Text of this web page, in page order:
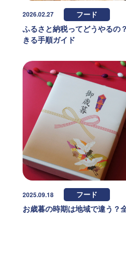
2026.02.27 フード
ふるさと納税ってどうやるの
きる手順ガイド
2025.09.18 フード
お歳暮の時期は地域で違う？